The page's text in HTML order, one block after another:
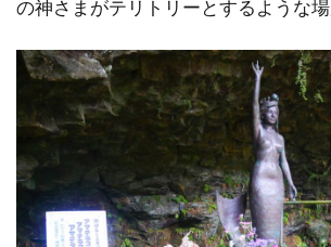
の神さまがテリトリーとするような場